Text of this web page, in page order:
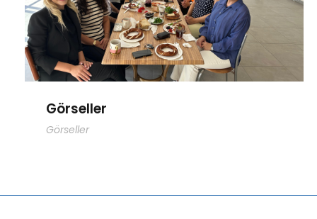
Görseller
Görseller